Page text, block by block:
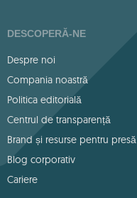
DESCOPERĂ-NE
Despre noi
Compania noastră
Politica editorială
Centrul de transparență
Brand și resurse pentru presă
Blog corporativ
Cariere